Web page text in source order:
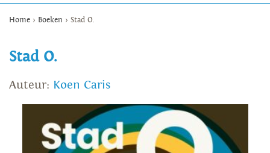
Home > Boeken > Stad O.
Stad O.
Auteur: Koen Caris